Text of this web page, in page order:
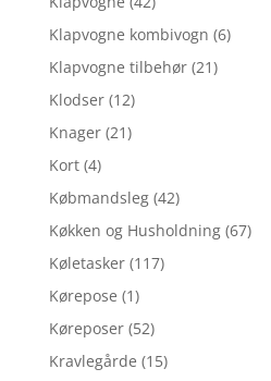
Klapvogne kombivogn (6)
Klapvogne tilbehør (21)
Klodser (12)
Knager (21)
Kort (4)
Købmandsleg (42)
Køkken og Husholdning (67)
Køletasker (117)
Kørepose (1)
Køreposer (52)
Kravlegårde (15)